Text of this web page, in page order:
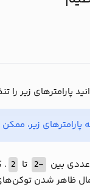
پارامترهای زیر،
بین -2 تا 2
.
ظاهر شدن